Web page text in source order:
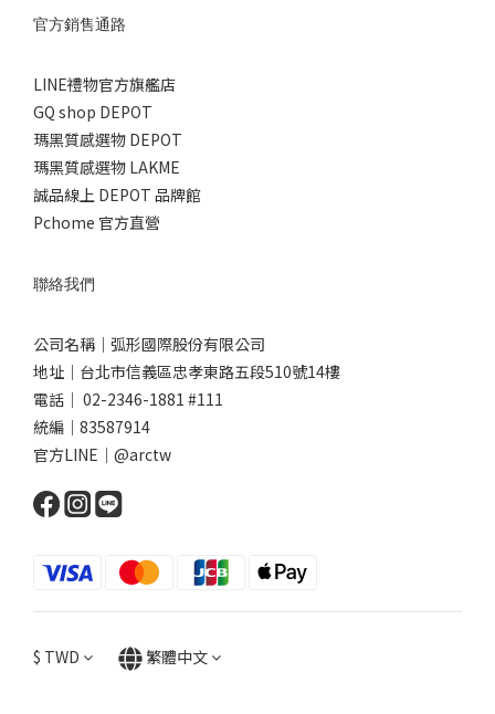
官方銷售通路
LINE禮物官方旗艦店
GQ shop DEPOT
瑪黑質感選物 DEPOT
瑪黑質感選物 LAKME
誠品線上 DEPOT 品牌館
Pchome 官方直營
聯絡我們
公司名稱｜弧形國際股份有限公司
地址｜台北市信義區忠孝東路五段510號14樓
電話｜ 02-2346-1881 #111
統編｜83587914
官方LINE｜@arctw
$ TWD 繁體中文